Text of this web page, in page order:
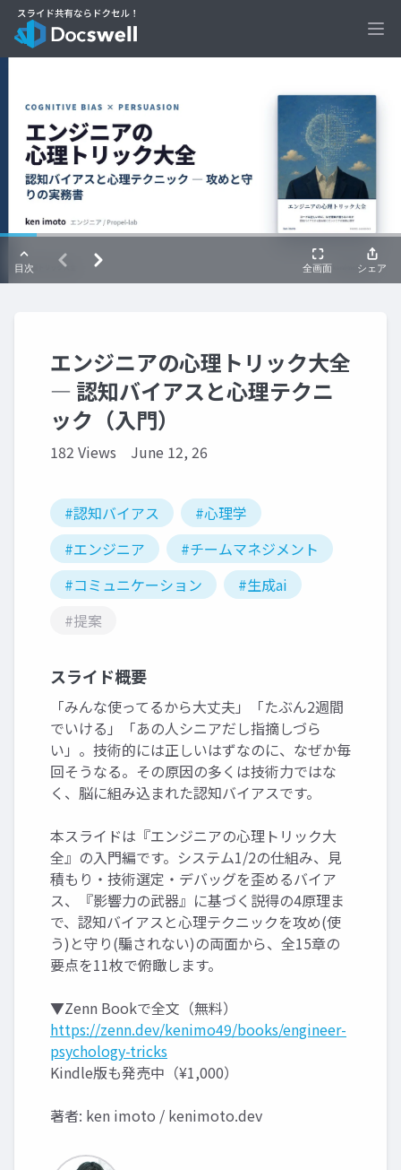
エンジニアの心理トリック大全
― 認知バイアスと心理テクニ
ック（入門）
182 Views June 12, 26
#認知バイアス
#心理学
#エンジニア
#チームマネジメント
#コミュニケーション
#生成ai
#提案
スライド概要
「みんな使ってるから大丈夫」「たぶん2週間
でいける」「あの人シニアだし指摘しづら
い」。技術的には正しいはずなのに、なぜか毎
回そうなる。その原因の多くは技術力ではな
く、脳に組み込まれた認知バイアスです。
本スライドは『エンジニアの心理トリック大
全』の入門編です。システム1/2の仕組み、見
積もり・技術選定・デバッグを歪めるバイア
ス、『影響力の武器』に基づく説得の4原理ま
で、認知バイアスと心理テクニックを攻め(使
う)と守り(騙されない)の両面から、全15章の
要点を11枚で俯瞰します。
▼Zenn Bookで全文（無料）
https://zenn.dev/kenimo49/books/engineer-
psychology-tricks
Kindle版も発売中（¥1,000）
著者: ken imoto / kenimoto.dev